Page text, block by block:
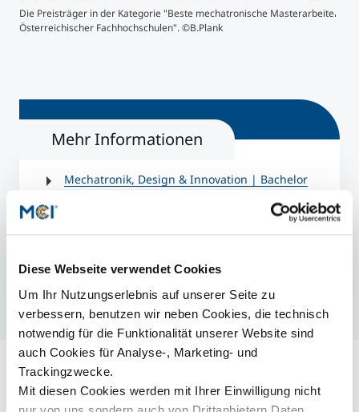
Diese Webseite verwendet Cookies
Um Ihr Nutzungserlebnis auf unserer Seite zu
verbessern, benutzen wir neben Cookies, die technisch
notwendig für die Funktionalität unserer Website sind
auch Cookies für Analyse-, Marketing- und
Trackingzwecke.
Mit diesen Cookies werden mit Ihrer Einwilligung nicht
nur von uns sondern auch von Drittanbietern Daten
Die Preisträger in der Kategorie "Beste mechatronische Masterarbeiten
Österreichischer Fachhochschulen". ©B.Plank
Mehr Informationen
Mechatronik, Design & Innovation | Bachelor
Mechatronik – Smart Technologies | Master
Plattform Mechatronik